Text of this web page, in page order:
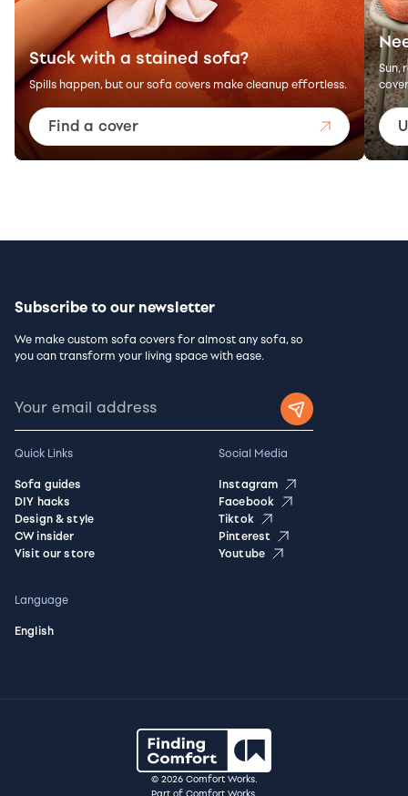
Stuck with a stained sofa?
Spills happen, but our sofa covers make cleanup effortless.
Find a cover
Sun,
Subscribe to our newsletter
We make custom sofa covers for almost any sofa, so
you can transform your living space with ease.
Quick Links
Sofa guides
DIY hacks
Design & style
CW insider
Visit our store
Social Media
Instagram
Facebook
Tiktok
Pinterest
Youtube
Language
English
© 2026 Comfort Works.